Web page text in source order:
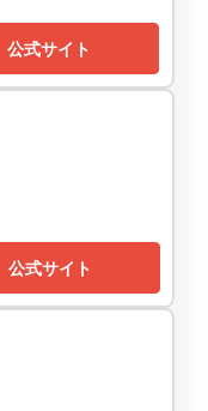
公式サイト
公式サイト